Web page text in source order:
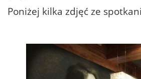
Poniżej kilka zdjęć ze